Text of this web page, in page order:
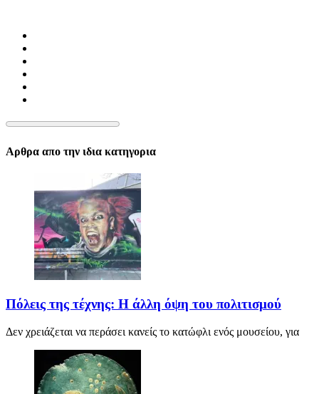
Αρθρα απο την ιδια κατηγορια
Πόλεις της τέχνης: Η άλλη όψη του πολιτισμού
Δεν χρειάζεται να περάσει κανείς το κατώφλι ενός μουσείου, για